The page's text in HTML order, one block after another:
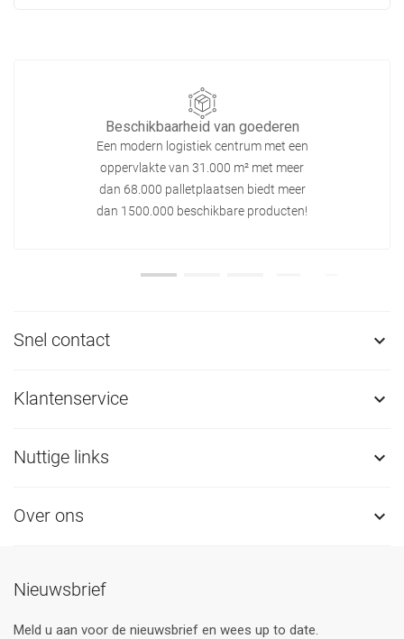
Beschikbaarheid van goederen
Een modern logistiek centrum met een
oppervlakte van 31.000 m² met meer
dan 68.000 palletplaatsen biedt meer
dan 1500.000 beschikbare producten!
Snel contact 
Klantenservice 
Nuttige links 
Over ons 
Nieuwsbrief
Meld u aan voor de nieuwsbrief en wees up to date.